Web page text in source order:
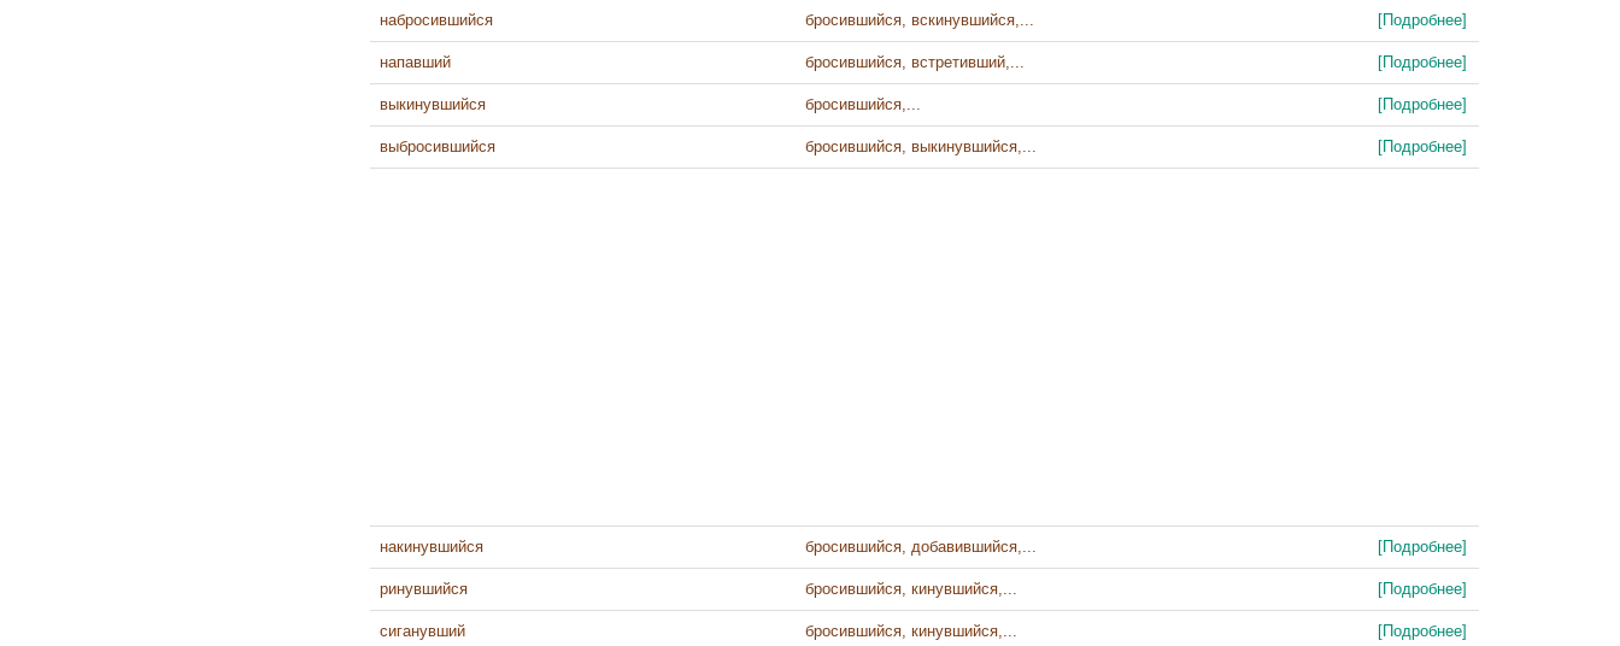
набросившийся бросившийся, вскинувшийся,... [Подробнее]
напавший бросившийся, встретивший,... [Подробнее]
выкинувшийся бросившийся,... [Подробнее]
выбросившийся бросившийся, выкинувшийся,... [Подробнее]
накинувшийся бросившийся, добавившийся,... [Подробнее]
ринувшийся бросившийся, кинувшийся,... [Подробнее]
сиганувший бросившийся, кинувшийся,... [Подробнее]